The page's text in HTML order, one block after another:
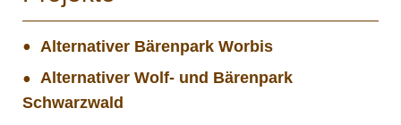
Alternativer Bärenpark Worbis
Alternativer Wolf- und Bärenpark
Schwarzwald